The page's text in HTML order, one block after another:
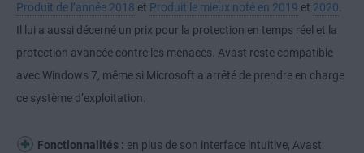
Produit de l’année 2018 et Produit le mieux noté en 2019 et 2020.
Il lui a aussi décerné un prix pour la protection en temps réel et la
protection avancée contre les menaces. Avast reste compatible
avec Windows 7, même si Microsoft a arrêté de prendre en charge
ce système d’exploitation.
Fonctionnalités : en plus de son interface intuitive, Avast